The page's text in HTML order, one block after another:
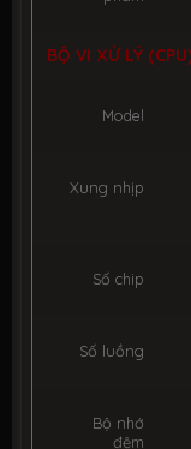
BỘ VI XỬ LÝ
Model
Xung nhịp
Số chip
Số luồng
Bộ nhớ
đệm